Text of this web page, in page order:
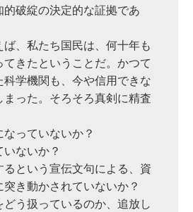
的破綻の決定的な証拠であ
、私たち国民は、何十年も
きたということだ。かつて
科学機関も、今や信用できな
まった。そろそろ真剣に精査
っていないか？
ないか？
るという宣伝文句による、資
き動かされていないか？
う扱っているのか、追放し